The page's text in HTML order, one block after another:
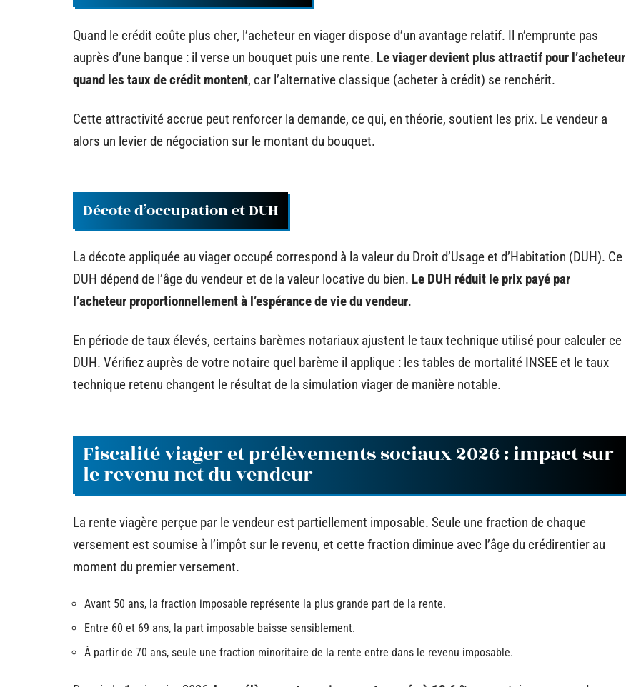
Quand le crédit coûte plus cher, l’acheteur en viager dispose d’un avantage relatif. Il n’emprunte pas
auprès d’une banque : il verse un bouquet puis une rente. Le viager devient plus attractif pour l’acheteur
quand les taux de crédit montent, car l’alternative classique (acheter à crédit) se renchérit.
Cette attractivité accrue peut renforcer la demande, ce qui, en théorie, soutient les prix. Le vendeur a
alors un levier de négociation sur le montant du bouquet.
Décote d’occupation et DUH
La décote appliquée au viager occupé correspond à la valeur du Droit d’Usage et d’Habitation (DUH). Ce
DUH dépend de l’âge du vendeur et de la valeur locative du bien. Le DUH réduit le prix payé par
l’acheteur proportionnellement à l’espérance de vie du vendeur.
En période de taux élevés, certains barèmes notariaux ajustent le taux technique utilisé pour calculer ce
DUH. Vérifiez auprès de votre notaire quel barème il applique : les tables de mortalité INSEE et le taux
technique retenu changent le résultat de la simulation viager de manière notable.
Fiscalité viager et prélèvements sociaux 2026 : impact sur
le revenu net du vendeur
La rente viagère perçue par le vendeur est partiellement imposable. Seule une fraction de chaque
versement est soumise à l’impôt sur le revenu, et cette fraction diminue avec l’âge du crédirentier au
moment du premier versement.
Avant 50 ans, la fraction imposable représente la plus grande part de la rente.
Entre 60 et 69 ans, la part imposable baisse sensiblement.
À partir de 70 ans, seule une fraction minoritaire de la rente entre dans le revenu imposable.